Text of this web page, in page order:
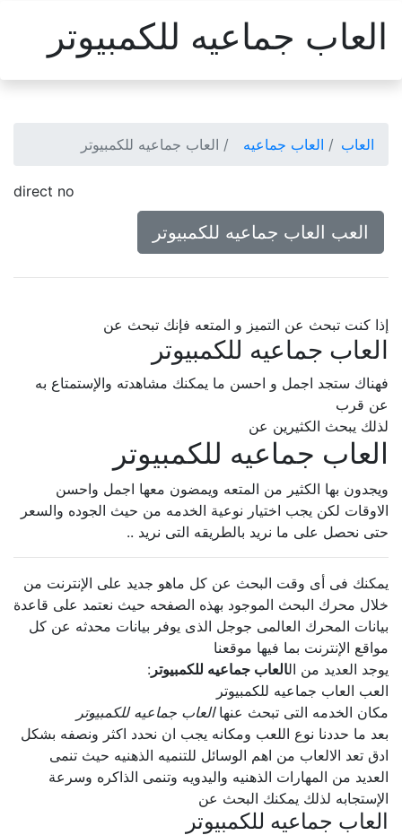
العاب جماعيه للكمبيوتر
العاب العاب جماعيه العاب جماعيه للكمبيوتر
direct no
العب العاب جماعيه للكمبيوتر
إذا كنت تبحث عن التميز و المتعه فإنك تبحث عن
العاب جماعيه للكمبيوتر
فهناك ستجد اجمل و احسن ما يمكنك مشاهدته والإستمتاع به
عن قرب
لذلك يبحث الكثيرين عن
العاب جماعيه للكمبيوتر
ويجدون بها الكثير من المتعه ويمضون معها اجمل واحسن
الاوقات لكن يجب اختيار نوعية الخدمه من حيث الجوده والسعر
حتى نحصل على ما نريد بالطريقه التى نريد ..
يمكنك فى أى وقت البحث عن كل ماهو جديد على الإنترنت من
خلال محرك البحث الموجود بهذه الصفحه حيث نعتمد على قاعدة
بيانات المحرك العالمى جوجل الذى يوفر بيانات محدثه عن كل
مواقع الإنترنت بما فيها موقعنا
يوجد العديد من ال العاب جماعيه للكمبيوتر:
العب العاب جماعيه للكمبيوتر
مكان الخدمه التى تبحث عنهاالعاب جماعيه للكمبيوتر
بعد ما حددنا نوع اللعب ومكانه يجب ان نحدد اكثر ونصفه بشكل
ادق تعد الالعاب من اهم الوسائل للتنميه الذهنيه حيث تنمى
العديد من المهارات الذهنيه واليدويه وتنمى الذاكره وسرعة
الإستجابه لذلك يمكنك البحث عن
العاب جماعيه للكمبيوتر